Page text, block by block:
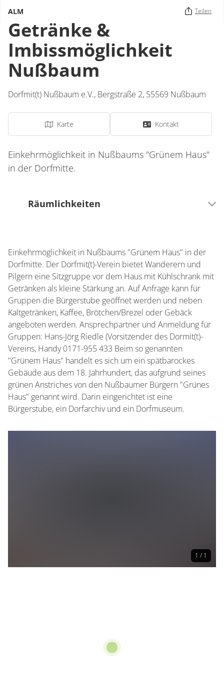
ALM Teilen
Getränke &
Imbissmöglichkeit
Nußbaum
Dorfmit(t) Nußbaum e.V., Bergstraße 2, 55569 Nußbaum
Karte Kontakt
Einkehrmöglichkeit in Nußbaums "Grünem Haus"
in der Dorfmitte.
Räumlichkeiten
0 Sitzplätze (außen)
Einkehrmöglichkeit in Nußbaums "Grünem Haus" in der
Dorfmitte. Der Dorfmit(t)-Verein bietet Wanderern und
Pilgern eine Sitzgruppe vor dem Haus mit Kühlschrank mit
Getränken als kleine Stärkung an. Auf Anfrage kann für
Gruppen die Bürgerstube geöffnet werden und neben
Kaltgetränken, Kaffee, Brötchen/Brezel oder Gebäck
angeboten werden. Ansprechpartner und Anmeldung für
Gruppen: Hans-Jörg Riedle (Vorsitzender des Dormit(t)-
Vereins, Handy 0171-955 433 Beim so genannten
"Grünem Haus" handelt es sich um ein spätbarockes
Gebäude aus dem 18. Jahrhundert, das aufgrund seines
grünen Anstriches von den Nußbaumer Bürgern "Grünes
Haus" genannt wird. Darin eingerichtet ist eine
Bürgerstube, ein Dorfarchiv und ein Dorfmuseum.
1 / 1